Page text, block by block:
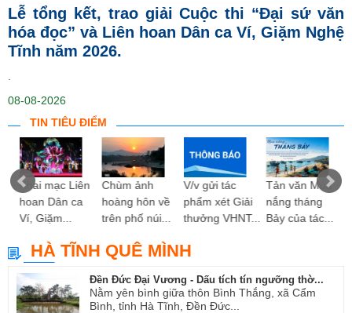
Lễ tổng kết, trao giải Cuộc thi “Đại sứ văn
hóa đọc” và Liên hoan Dân ca Ví, Giặm Nghệ
Tĩnh năm 2026.
08-08-2026
TIN TIÊU ĐIỂM
Khai mạc Liên
hoan Dân ca
Ví, Giặm...
Chùm ảnh
hoàng hôn về
trên phố núi...
V/v gửi tác
phẩm xét Giải
thưởng VHNT...
Tản văn Mùa
nắng tháng
Bảy của tác...
HÀ TĨNH QUÊ MÌNH
Đền Đức Đại Vương - Dấu tích tín ngưỡng thờ...
Nằm yên bình giữa thôn Bình Thắng, xã Cẩm
Bình, tỉnh Hà Tĩnh, Đền Đức...